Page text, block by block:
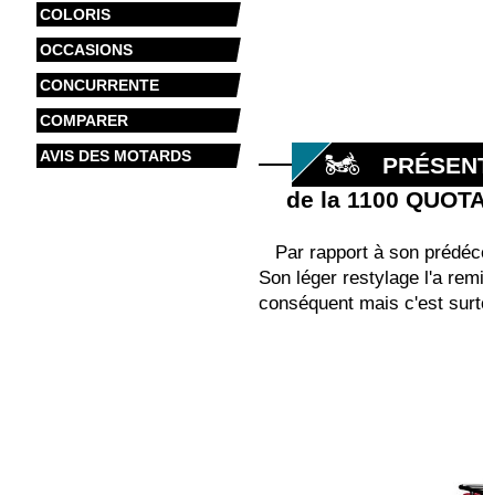
COLORIS
OCCASIONS
CONCURRENTE
COMPARER
AVIS DES MOTARDS
de la 1100
Par rapport à son
Son léger restylage l'a
conséquent mais c'est